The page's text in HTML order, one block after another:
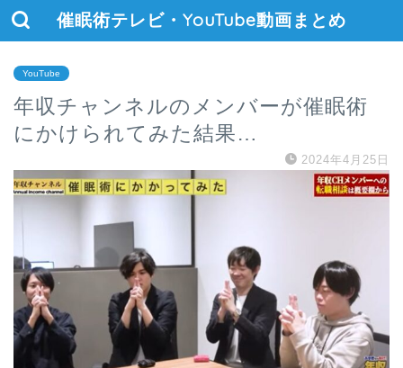
催眠術テレビ・YouTube動画まとめ
YouTube
年収チャンネルのメンバーが催眠術
にかけられてみた結果…
2024年4月25日